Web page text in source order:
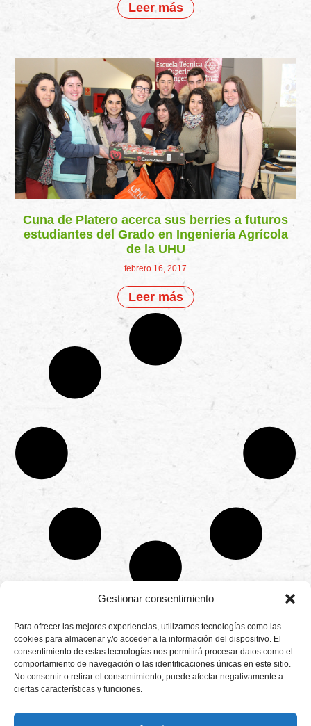
Gestionar consentimiento
Para ofrecer las mejores experiencias, utilizamos tecnologías como las
cookies para almacenar y/o acceder a la información del dispositivo. El
consentimiento de estas tecnologías nos permitirá procesar datos como el
comportamiento de navegación o las identificaciones únicas en este sitio.
No consentir o retirar el consentimiento, puede afectar negativamente a
ciertas características y funciones.
Leer más
Cuna de Platero acerca sus berries a futuros
estudiantes del Grado en Ingeniería Agrícola
de la UHU
febrero 16, 2017
Leer más
Productores
de
fresas,
frambuesas,
arándanos
CONTÁCTANOS
Camino de
Montemayor s/n
21800 Moguer.
Huelva ESPAÑA.
info@cunadeplatero.com
25
Aviso legal
Política de
privacidad
Canal de denuncias